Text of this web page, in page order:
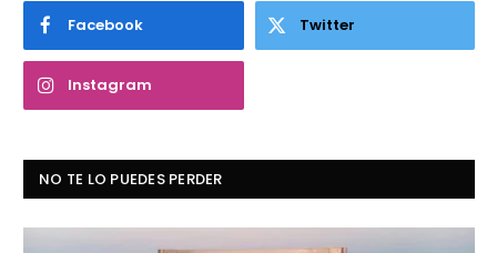
Facebook Twitter
Instagram
NO TE LO PUEDES PERDER